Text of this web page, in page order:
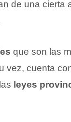
de una cierta
que son las
vez, cuenta
leyes